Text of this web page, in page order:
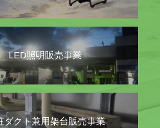
LED照明販売事業
ダクト兼用架台販売事業